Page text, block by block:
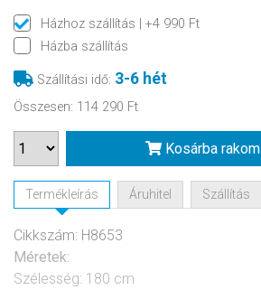
Házhoz szállítás
| +4 990 Ft
Házba szállítás
Szállítási idő: 3-6 hét
Összesen: 114 290 Ft
Kosárba rakom
Termékleírás Áruhitel Szállítás
Cikkszám: H8653
Méretek:
Szélesség: 180 cm